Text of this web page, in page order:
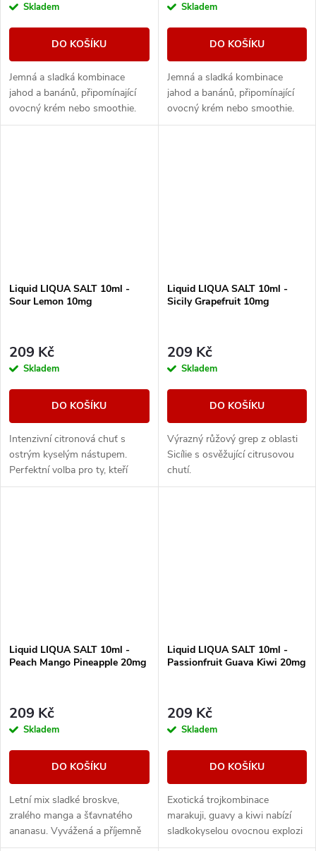
Skladem
DO KOŠÍKU
Jemná a sladká kombinace
jahod a banánů, připomínající
ovocný krém nebo smoothie.
Skladem
DO KOŠÍKU
Jemná a sladká kombinace
jahod a banánů, připomínající
ovocný krém nebo smoothie.
Liquid LIQUA SALT 10ml -
Sour Lemon 10mg
209 Kč
Skladem
DO KOŠÍKU
Intenzivní citronová chuť s
ostrým kyselým nástupem.
Perfektní volba pro ty, kteří
hledají citrusový říz.
Liquid LIQUA SALT 10ml -
Sicily Grapefruit 10mg
209 Kč
Skladem
DO KOŠÍKU
Výrazný růžový grep z oblasti
Sicílie s osvěžující citrusovou
chutí.
Liquid LIQUA SALT 10ml -
Peach Mango Pineapple 20mg
209 Kč
Skladem
DO KOŠÍKU
Letní mix sladké broskve,
zralého manga a šťavnatého
ananasu. Vyvážená a příjemně
tropická příchuť.
Liquid LIQUA SALT 10ml -
Passionfruit Guava Kiwi 20mg
209 Kč
Skladem
DO KOŠÍKU
Exotická trojkombinace
marakuji, guavy a kiwi nabízí
sladkokyselou ovocnou explozi
s tropickým nádechem.